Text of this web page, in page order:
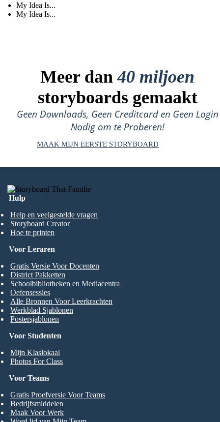
My Idea Is...
My Idea Is...
Meer dan40 miljoen
storyboards gemaakt
Geen Downloads, Geen Creditcard en Geen Login
Nodig om te Proberen!
MAAK MIJN EERSTE STORYBOARD
Hulp
Help en veelgestelde vragen
Storyboard Creator
Hoe te printen
Voor Studenten
Mijn Klaslokaal
Photos For Class
Voor Leraren
Gratis Versie Voor Docenten
District Pakketten
Schoolbibliotheken en Mediacentra
Oefensessies
Alle Bronnen Voor Leerkrachten
Werkblad Sjablonen
Postersjablonen
Voor Teams
Gratis Proefversie Voor Teams
Bedrijfsmiddelen
Maak Voor Werk